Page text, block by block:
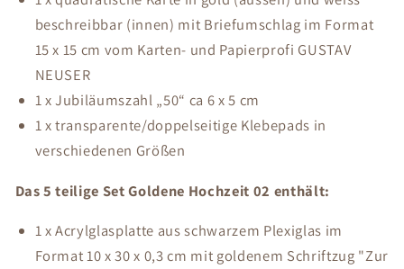
beschreibbar (innen) mit Briefumschlag im Format
15 x 15 cm vom Karten- und Papierprofi GUSTAV
NEUSER
1 x Jubiläumszahl „50“ ca 6 x 5 cm
1 x transparente/doppelseitige Klebepads in
verschiedenen Größen
Das 5 teilige Set Goldene Hochzeit 02 enthält:
1 x Acrylglasplatte aus schwarzem Plexiglas im
Format 10 x 30 x 0,3 cm mit goldenem Schriftzug "Zur